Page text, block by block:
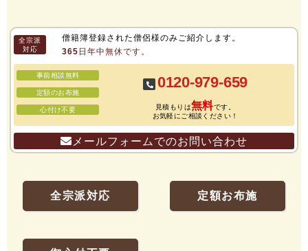
全宗派
対応
僧籍簿登録された僧侶様のみご紹介します。
365日年中無休です。
事前相談無料
定額のお布施
心付け不要
0120-979-659
見積もりは無料です。
お気軽にご相談ください！
メールフォームでのお問い合わせ
全宗派対応 定額お布施